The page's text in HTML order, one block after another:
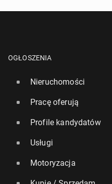
OGŁOSZENIA
Nieruchomości
Pracę oferują
Profile kandydatów
Usługi
Motoryzacja